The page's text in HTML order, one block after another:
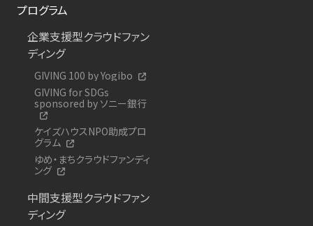
プログラム
企業支援型クラウドファン
ディング
GIVING 100 by Yogibo
GIVING for SDGs
sponsored by ソニー銀行
ケイズハウスNPO助成プロ
グラム
ゆめ・まちクラウドファンディ
ング
中間支援型クラウドファン
ディング